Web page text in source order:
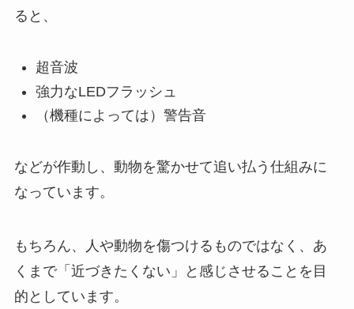
ると、
超音波
強力なLEDフラッシュ
（機種によっては）警告音
などが作動し、動物を驚かせて追い払う仕組みに
なっています。
もちろん、人や動物を傷つけるものではなく、あ
くまで「近づきたくない」と感じさせることを目
的としています。